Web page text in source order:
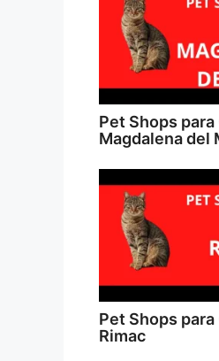
Pet Shops para
Magdalena del
Pet Shops para
Rimac